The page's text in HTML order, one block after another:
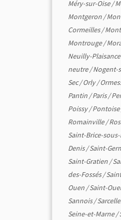
Méry-sur-Oise/
Montgeron /
Cormeilles/
Montrouge/
Neuilly-Plaisance
neutre/Nogent-
Sec/Orly/
Pantin /Paris/
Poissy/Pontoise
Romainville/
Saint-Brice-
Denis/Saint-
Saint-Gratien /
des-Fossés/
Ouen /Saint-
Sannois/
Seine-et-Marne/